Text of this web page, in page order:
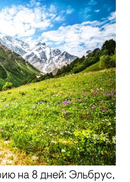
на 8 дней: Эльбрус,